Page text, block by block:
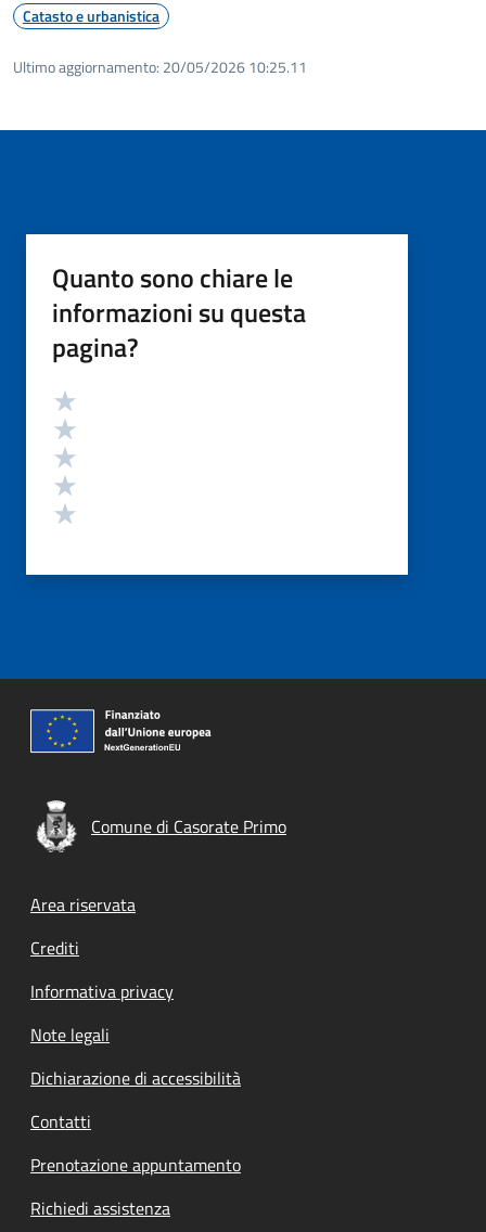
Catasto e urbanistica
Ultimo aggiornamento: 20/05/2026 10:25.11
Quanto sono chiare le
informazioni su questa
pagina?
Valutazione
Comune di Casorate Primo
Footer menu
Area riservata
Crediti
Informativa privacy
Note legali
Dichiarazione di accessibilità
Contatti
Prenotazione appuntamento
Richiedi assistenza